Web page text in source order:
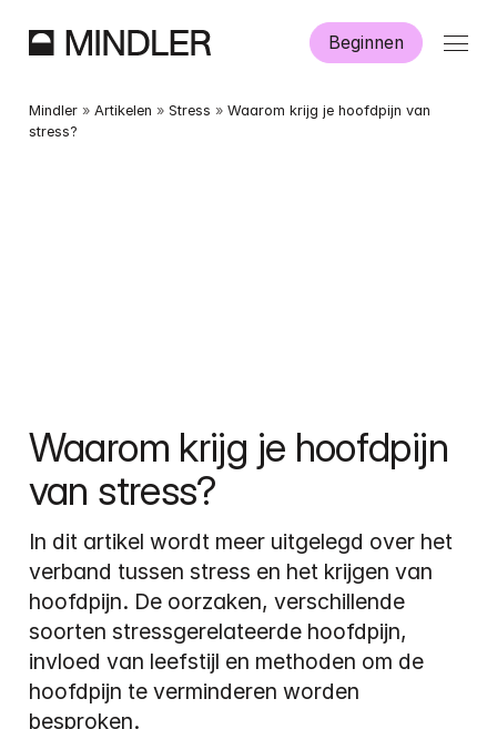
Beginnen
Hoe werkt Mindler?
Mindler » Artikelen » Stress » Waarom krijg je hoofdpijn van
stress?
Waarom krijg je hoofdpijn
van stress?
In dit artikel wordt meer uitgelegd over het
verband tussen stress en het krijgen van
hoofdpijn. De oorzaken, verschillende
soorten stressgerelateerde hoofdpijn,
invloed van leefstijl en methoden om de
hoofdpijn te verminderen worden
besproken.